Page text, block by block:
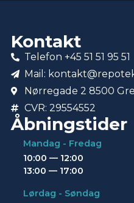
Kontakt
Telefon +45 51 51 95 51
Mail:
Nørregade 2 8500
CVR: 29554552
Åbningstider
Mandag - Fredag
10:00 — 12:00
13:00 — 17:00
Lørdag - Søndag